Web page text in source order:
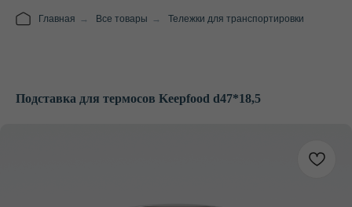
Главная → Все товары → Тележки для транспортировки
Подставка для термосов Keepfood d47*18,5